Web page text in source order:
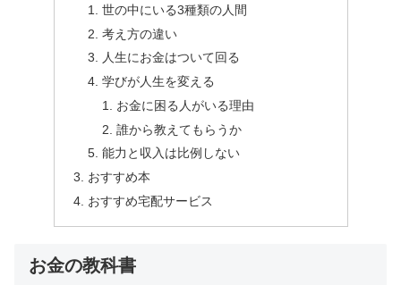
世の中にいる3種類の人間
考え方の違い
人生にお金はついて回る
学びが人生を変える
お金に困る人がいる理由
誰から教えてもらうか
能力と収入は比例しない
おすすめ本
おすすめ宅配サービス
お金の教科書